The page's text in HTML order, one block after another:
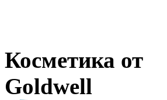
Косметика от
Goldwell